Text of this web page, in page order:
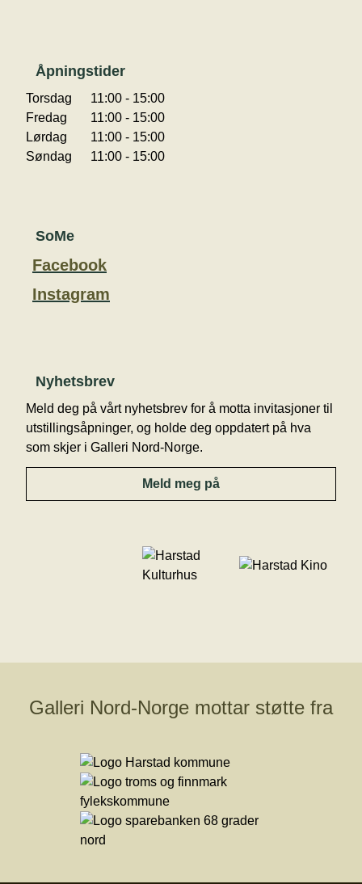
Åpningstider
Torsdag
11:00 - 15:00
Fredag
11:00 - 15:00
Lørdag
11:00 - 15:00
Søndag
11:00 - 15:00
SoMe
Facebook
Instagram
Nyhetsbrev
Meld deg på vårt nyhetsbrev for å motta invitasjoner til
utstillingsåpninger, og holde deg oppdatert på hva
som skjer i Galleri Nord-Norge.
Meld meg på
Galleri Nord-Norge mottar støtte fra